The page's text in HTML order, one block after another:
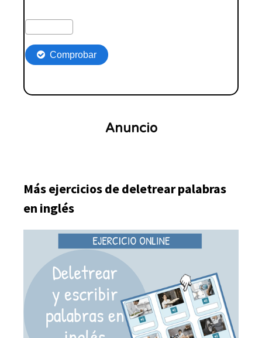
Más ejercicios de deletrear palabras
en inglés